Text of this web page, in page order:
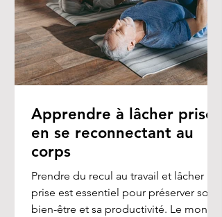
Apprendre à lâcher prise
en se reconnectant au
corps
Prendre du recul au travail et lâcher
prise est essentiel pour préserver son
bien-être et sa productivité. Le monde